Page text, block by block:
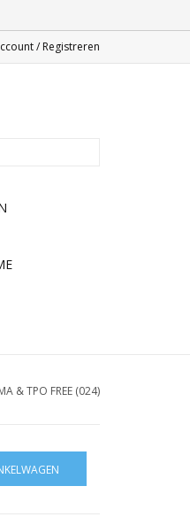
/ Registreren
& TPO FREE (024)